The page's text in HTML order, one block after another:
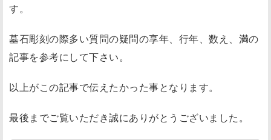
す。
墓石彫刻の際多い質問の疑問の享年、行年、数え、満の
記事を参考にして下さい。
以上がこの記事で伝えたかった事となります。
最後までご覧いただき誠にありがとうございました。